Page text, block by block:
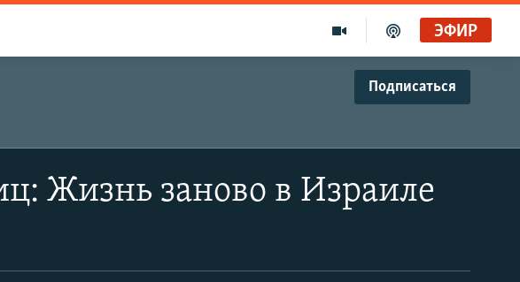
ЭФИР
Подписаться
Жизнь заново в Израиле